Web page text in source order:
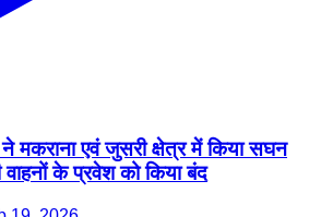
मकराना एवं जुसरी क्षेत्र में किया सघन
वाहनों के प्रवेश को किया बंद